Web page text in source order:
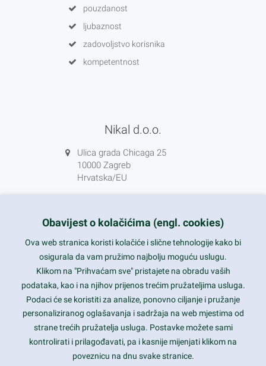
pouzdanost
ljubaznost
zadovoljstvo korisnika
kompetentnost
Nikal d.o.o.
Ulica grada Chicaga 25
10000 Zagreb
Hrvatska/EU
info@nikal.hr
HR-AB-01-080761107
ponedjeljak-petak 8-16h
Nazovite nas na besplatni telefon:
0800 85 66
Tečaj konverzije 1 EUR = 7,53450 kn
Obavijest o kolačićima (engl. cookies)
Ova web stranica koristi kolačiće i slične tehnologije kako bi
osigurala da vam pružimo najbolju moguću uslugu.
Klikom na "Prihvaćam sve" pristajete na obradu vaših
podataka, kao i na njihov prijenos trećim pružateljima usluga.
Podaci će se koristiti za analize, ponovno ciljanje i pružanje
personaliziranog oglašavanja i sadržaja na web mjestima od
strane trećih pružatelja usluga. Postavke možete sami
kontrolirati i prilagođavati, pa i kasnije mijenjati klikom na
poveznicu na dnu svake stranice.